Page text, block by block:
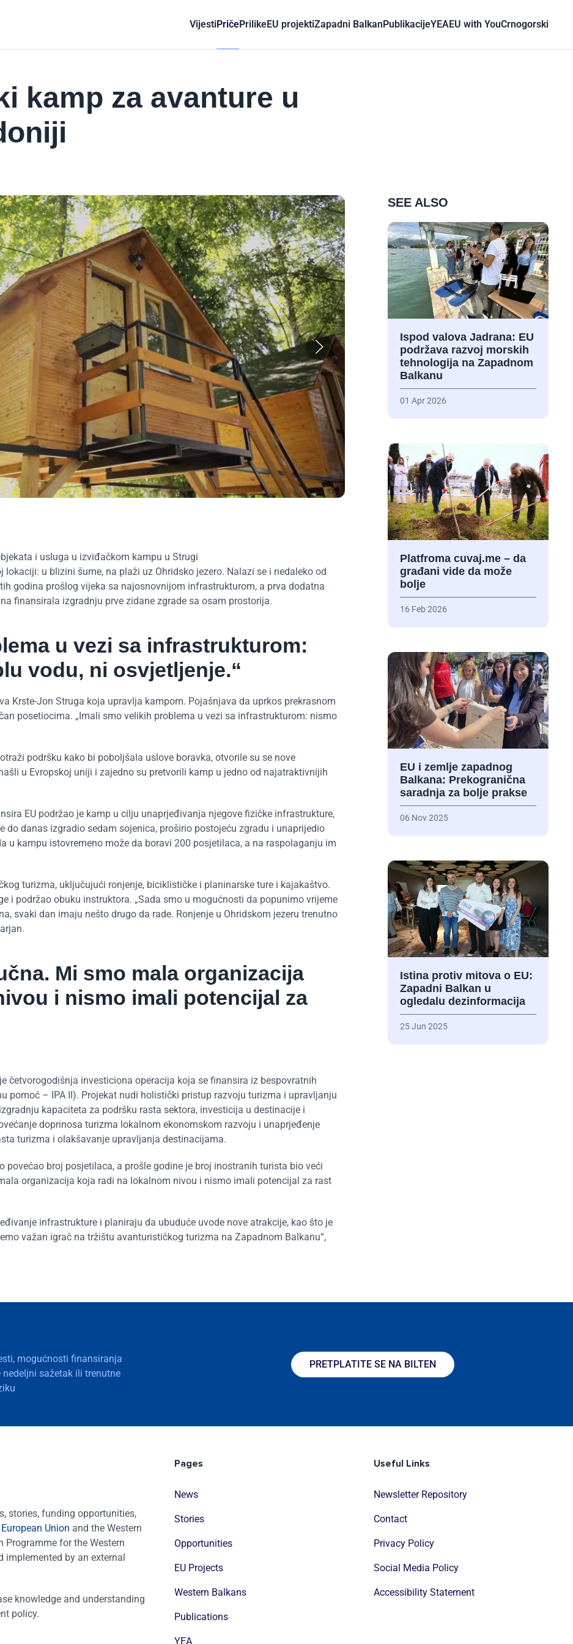
VijestiPričePrilikeEU projektiZapadni BalkanPublikacijeYEAEU with YouCrnogorski
kamp za avanture u
i usluga u izviđačkom kampu u Strugi
u blizini šume, na plaži uz Ohridsko jezero. Nalazi se i nedaleko od
godina prošlog vijeka sa najosnovnijom infrastrukturom, a prva dodatna
finansirala izgradnju prve zidane zgrade sa osam prostorija.
u vezi sa infrastrukturom:
vodu, ni osvjetljenje.“
Krste-Jon Struga koja upravlja kampom. Pojašnjava da uprkos prekrasnom
posetiocima. „Imali smo velikih problema u vezi sa infrastrukturom: nismo
podršku kako bi poboljšala uslove boravka, otvorile su se nove
u Evropskoj uniji i zajedno su pretvorili kamp u jedno od najatraktivnijih
EU podržao je kamp u cilju unaprjeđivanja njegove fizičke infrastrukture,
do danas izgradio sedam sojenica, proširio postojeću zgradu i unaprijedio
u kampu istovremeno može da boravi 200 posjetilaca, a na raspolaganju im
turizma, uključujući ronjenje, biciklističke i planinarske ture i kajakaštvo.
i podržao obuku instruktora. „Sada smo u mogućnosti da popunimo vrijeme
svaki dan imaju nešto drugo da rade. Ronjenje u Ohridskom jezeru trenutno
Mi smo mala organizacija
i nismo imali potencijal za
četvorogodišnja investiciona operacija koja se finansira iz bespovratnih
pomoć – IPA II). Projekat nudi holistički pristup razvoju turizma i upravljanju
kapaciteta za podršku rasta sektora, investicija u destinacije i
doprinosa turizma lokalnom ekonomskom razvoju i unaprjeđenje
turizma i olakšavanje upravljanja destinacijama.
broj posjetilaca, a prošle godine je broj inostranih turista bio veći
organizacija koja radi na lokalnom nivou i nismo imali potencijal za rast
infrastrukture i planiraju da ubuduće uvode nove atrakcije, kao što je
važan igrač na tržištu avanturističkog turizma na Zapadnom Balkanu“,
SEE ALSO
Ispod valova Jadrana: EU
podržava razvoj morskih
tehnologija na Zapadnom
Balkanu
01 Apr 2026
Platfroma cuvaj.me – da
građani vide da može
bolje
16 Feb 2026
EU i zemlje zapadnog
Balkana: Prekogranična
saradnja za bolje prakse
06 Nov 2025
Istina protiv mitova o EU:
Zapadni Balkan u
ogledalu dezinformacija
25 Jun 2025
mogućnosti finansiranja
sažetak ili trenutne
PRETPLATITE SE NA BILTEN
stories, funding opportunities,
European Union and the Western
Programme for the Western
implemented by an external
knowledge and understanding
policy.
Pages
News
Stories
Opportunities
EU Projects
Western Balkans
Publications
YEA
Useful Links
Newsletter Repository
Contact
Privacy Policy
Social Media Policy
Accessibility Statement